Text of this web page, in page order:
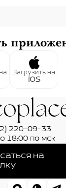
Загрузить на
IOS
220-09-33
18:00 по мск
на